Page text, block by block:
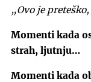
„Ovo je
Momenti kada
strah, ljutnju…
Momenti kada